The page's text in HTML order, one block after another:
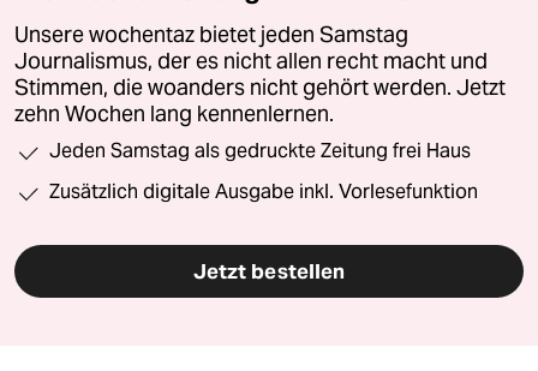
Unsere wochentaz bietet jeden Samstag
Journalismus, der es nicht allen recht macht und
Stimmen, die woanders nicht gehört werden. Jetzt
zehn Wochen lang kennenlernen.
Jeden Samstag als gedruckte Zeitung frei Haus
Zusätzlich digitale Ausgabe inkl. Vorlesefunktion
Jetzt bestellen